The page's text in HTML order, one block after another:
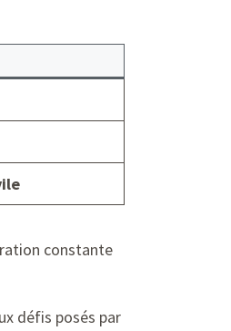
constante
défis posés par